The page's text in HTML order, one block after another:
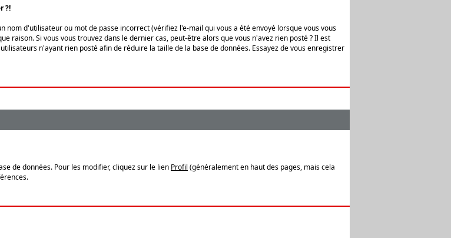
?!
nom d'utilisateur ou mot de passe incorrect (vérifiez l'e-mail qui vous a été envoyé lorsque vous vous
raison. Si vous vous trouvez dans le dernier cas, peut-être alors que vous n'avez rien posté ? Il est
n'ayant rien posté afin de réduire la taille de la base de données. Essayez de vous enregistrer
de données. Pour les modifier, cliquez sur le lien Profil (généralement en haut des pages, mais cela